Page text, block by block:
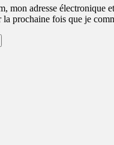
mon adresse électronique
la prochaine fois que je